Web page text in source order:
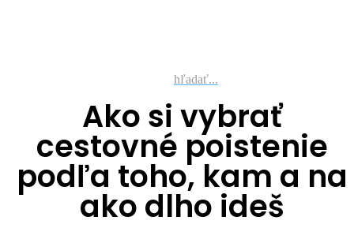
hľadať...
Ako si vybrať
cestovné poistenie
podľa toho, kam a na
ako dlho ideš